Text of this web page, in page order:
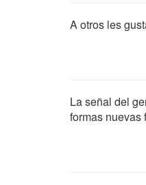
A otros les
La señal del
formas nuevas